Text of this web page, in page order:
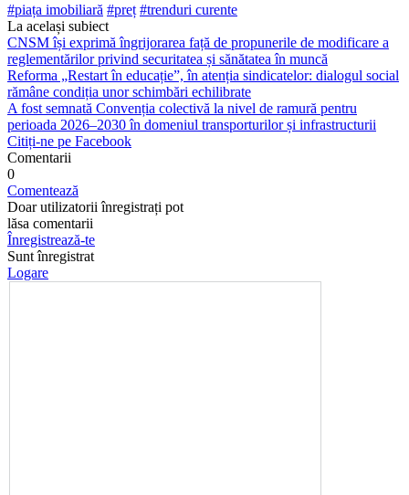
#piața imobiliară #preț #trenduri curente
La același subiect
CNSM își exprimă îngrijorarea față de propunerile de modificare a
reglementărilor privind securitatea și sănătatea în muncă
Reforma „Restart în educație”, în atenția sindicatelor: dialogul social
rămâne condiția unor schimbări echilibrate
A fost semnată Convenția colectivă la nivel de ramură pentru
perioada 2026–2030 în domeniul transporturilor și infrastructurii
Citiți-ne pe Facebook
Comentarii
0
Comentează
Doar utilizatorii înregistrați pot
lăsa comentarii
Înregistrează-te
Sunt înregistrat
Logare